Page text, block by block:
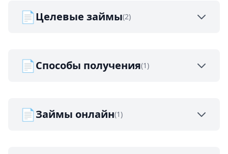
📄Целевые займы(2)
📄Способы получения(1)
📄Займы онлайн(1)